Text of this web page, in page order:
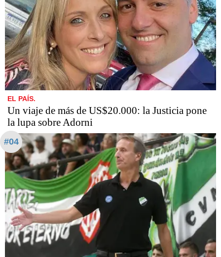
EL PAÍS.
Un viaje de más de US$20.000: la Justicia pone
la lupa sobre Adorni
#04